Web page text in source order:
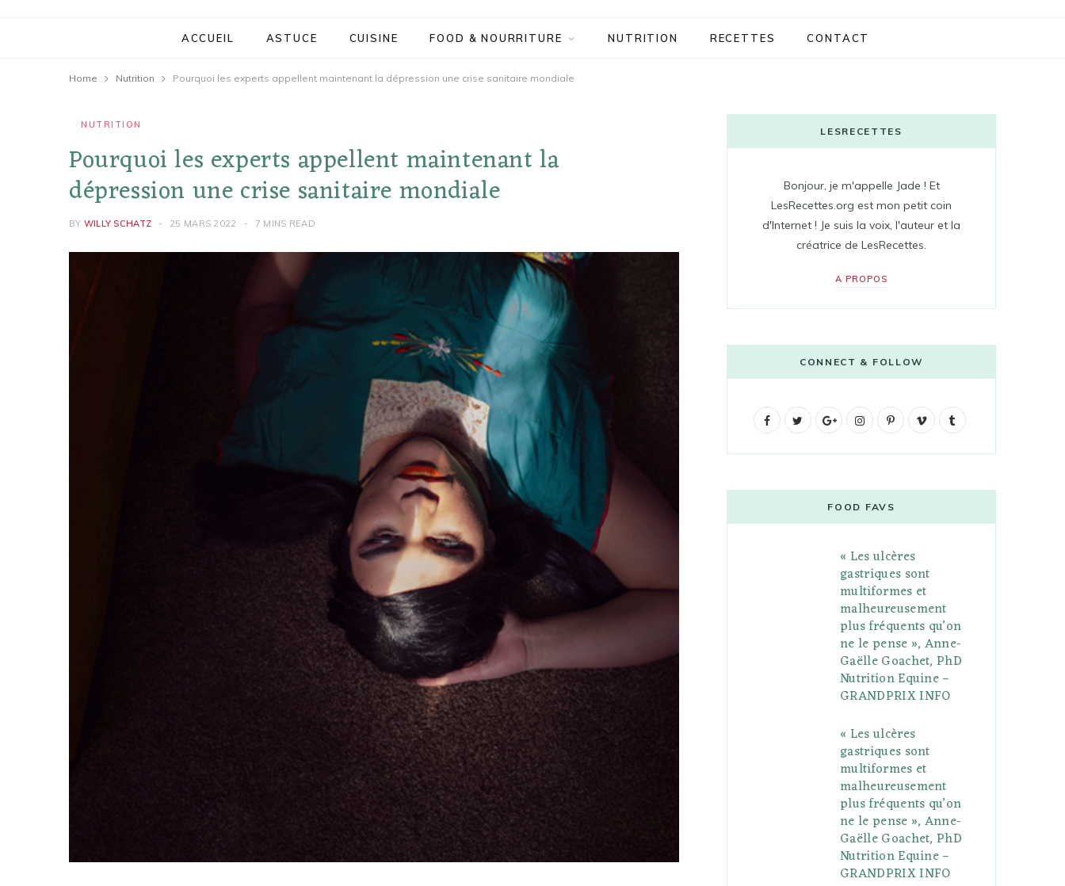
ACCUEIL ASTUCE CUISINE FOOD & NOURRITURE NUTRITION RECETTES CONTACT
Home Nutrition Pourquoi les experts appellent maintenant la dépression une crise sanitaire mondiale
NUTRITION
Pourquoi les experts appellent maintenant la
dépression une crise sanitaire mondiale
BY WILLY SCHATZ 25 MARS 2022 7 MINS READ
LESRECETTES
Bonjour, je m'appelle Jade ! Et
LesRecettes.org est mon petit coin
d'Internet ! Je suis la voix, l'auteur et la
créatrice de LesRecettes.
A PROPOS
CONNECT & FOLLOW
F
b
t
G
g
l
e
P
u
s
I
t
a
g
r
a
P
e
r
e
s
V
o
l
FOOD FAVS
« Les ulcères
gastriques sont
multiformes et
malheureusement
plus fréquents qu’on
ne le pense », Anne-
Gaëlle Goachet, PhD
Nutrition Equine –
GRANDPRIX INFO
« Les ulcères
gastriques sont
multiformes et
malheureusement
plus fréquents qu’on
ne le pense », Anne-
Gaëlle Goachet, PhD
Nutrition Equine –
GRANDPRIX INFO